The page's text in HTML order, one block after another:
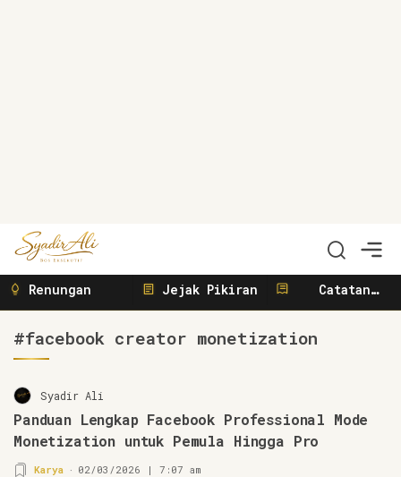
Syadir Ali
Menulis, Berbisnis, Meliput, Menggerakkan
Renungan Jejak Pikiran
Catatan
#facebook creator monetization
Syadir Ali
Panduan Lengkap Facebook Professional Mode
Monetization untuk Pemula Hingga Pro
Karya 02/03/2026 | 7:07 am